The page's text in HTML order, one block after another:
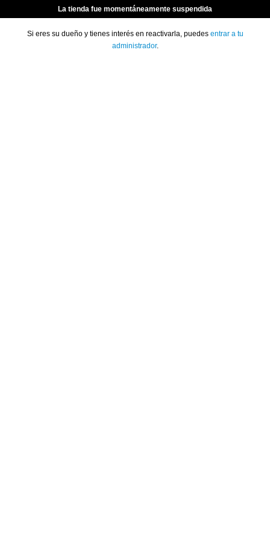
La tienda fue momentáneamente suspendida
Si eres su dueño y tienes interés en reactivarla, puedes entrar a tu
administrador.